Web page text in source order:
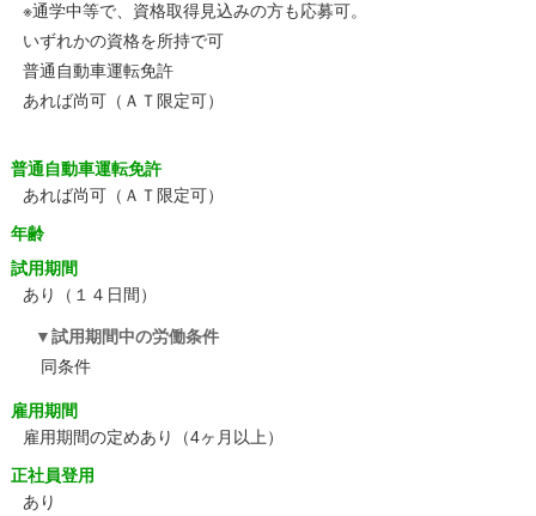
※通学中等で、資格取得見込みの方も応募可。
いずれかの資格を所持で可
普通自動車運転免許
あれば尚可（ＡＴ限定可）
普通自動車運転免許
あれば尚可（ＡＴ限定可）
年齢
試用期間
あり（１４日間）
試用期間中の労働条件
同条件
雇用期間
雇用期間の定めあり（4ヶ月以上）
正社員登用
あり